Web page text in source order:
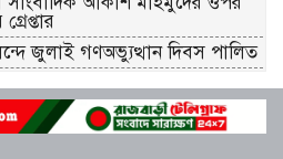
জুলাই গণঅভ্যুত্থান দিবস পালিত
রেড ক্রিসেন্টের উদ্যোগে জুলাই-
দিবস পালিত